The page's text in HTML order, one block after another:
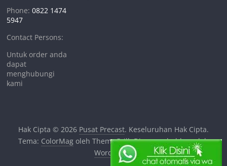
Phone:0822 1474
5947
Contact Persons:
Untuk order anda
dapat
menghubungi
kami
Hak Cipta © 2026 Pusat Precast. Keseluruhan Hak Cipta.
Tema: ColorMagoleh ThemeGrill. Dipersembahkan oleh
WordPress.